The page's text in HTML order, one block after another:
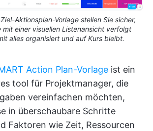
Aktionsplan-Vorlage stellen Sie sicher,
mit einer visuellen Listenansicht verfolgt
alles organisiert und auf Kurs bleibt.
Action Plan-Vorlage ist ein
tool für Projektmanager, die
vereinfachen möchten,
in überschaubare Schritte
Faktoren wie Zeit, Ressourcen